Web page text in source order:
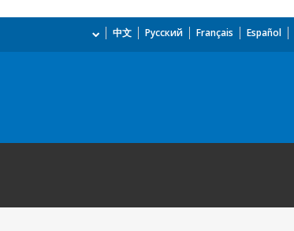
Español
Français
Русский
中文